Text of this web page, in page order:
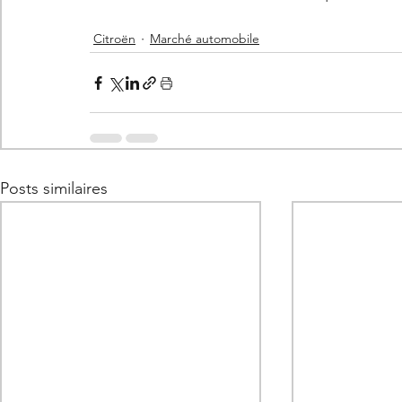
Citroën Marché automobile
Posts similaires